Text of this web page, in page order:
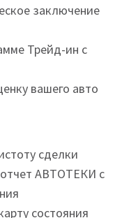
заключение
Трейд-ин с
вашего авто
сделки
АВТОТЕКИ с
состояния